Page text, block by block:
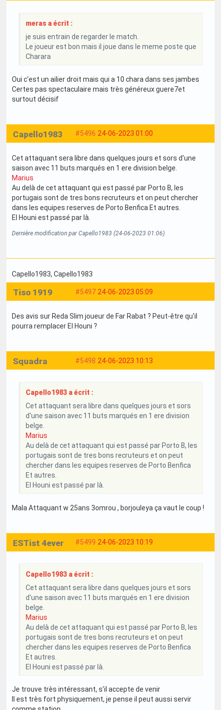
meras a écrit :
je suis entrain de regarder le match.
Le joueur est bon mais il joue dans le meme poste que
Charara
Oui c'est un ailier droit mais qui a 10 chara dans ses jambes
Certes pas spectaculaire mais très généreux guere7et
surtout décisif
#5496 24-06-2023 01:00
Capello1983
Cet attaquant sera libre dans quelques jours et sors d'une
saison avec 11 buts marqués en 1 ere division belge.
Marius
Au delà de cet attaquant qui est passé par Porto B, les
portugais sont de tres bons recruteurs et on peut chercher
dans les equipes reserves de Porto Benfica Et autres.
El Houni est passé par là.
Dernière modification par Capello1983 (24-06-2023 01:06)
Capello1983, Capello1983
#5497 24-06-2023 05:09
Tiso 1919
Des avis sur Reda Slim joueur de Far Rabat ? Peut-être qu'il
pourra remplacer El Houni ?
#5498 24-06-2023 10:13
Squadra
Capello1983 a écrit :
Cet attaquant sera libre dans quelques jours et sors
d'une saison avec 11 buts marqués en 1 ere division
belge.
Marius
Au delà de cet attaquant qui est passé par Porto B, les
portugais sont de tres bons recruteurs et on peut
chercher dans les equipes reserves de Porto Benfica
Et autres.
El Houni est passé par là.
Mala Attaquant w 25ans 3omrou , borjouleya ça vaut le coup !
#5499 24-06-2023 10:19
ESTist 4ever
Capello1983 a écrit :
Cet attaquant sera libre dans quelques jours et sors
d'une saison avec 11 buts marqués en 1 ere division
belge.
Marius
Au delà de cet attaquant qui est passé par Porto B, les
portugais sont de tres bons recruteurs et on peut
chercher dans les equipes reserves de Porto Benfica
Et autres.
El Houni est passé par là.
Je trouve très intéressant, s’il accepte de venir
Il est très fort physiquement, je pense il peut aussi servir